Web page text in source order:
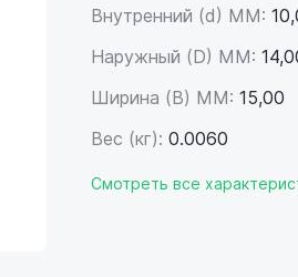
Внутренний (d) ММ:
Наружный (D) ММ:
Ширина (B) MM: 15,00
Вес (кг): 0.0060
Смотреть все